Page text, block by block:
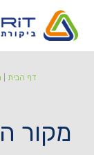
דף הבית
מקור